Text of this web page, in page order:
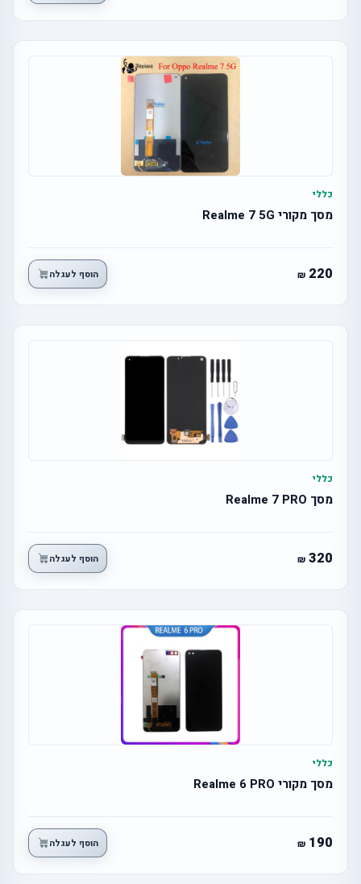
כללי
מסך מקורי Realme 7 5G
220 הוסף לעגלה
כללי
מסך Realme 7 PRO
320 הוסף לעגלה
כללי
מסך מקורי Realme 6 PRO
190 הוסף לעגלה